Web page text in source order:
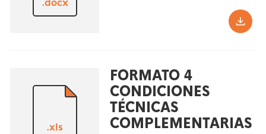
.docx
.xls
FORMATO 4
CONDICIONES
TÉCNICAS
COMPLEMENTARIAS